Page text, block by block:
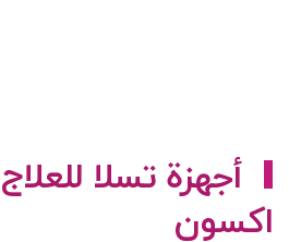
أجهزة تسلا
اکسون